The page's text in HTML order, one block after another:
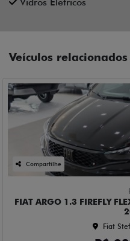
Veículos relacionados
Compartilhe
FIAT ARGO 1.3 FIREFLY
Fiat